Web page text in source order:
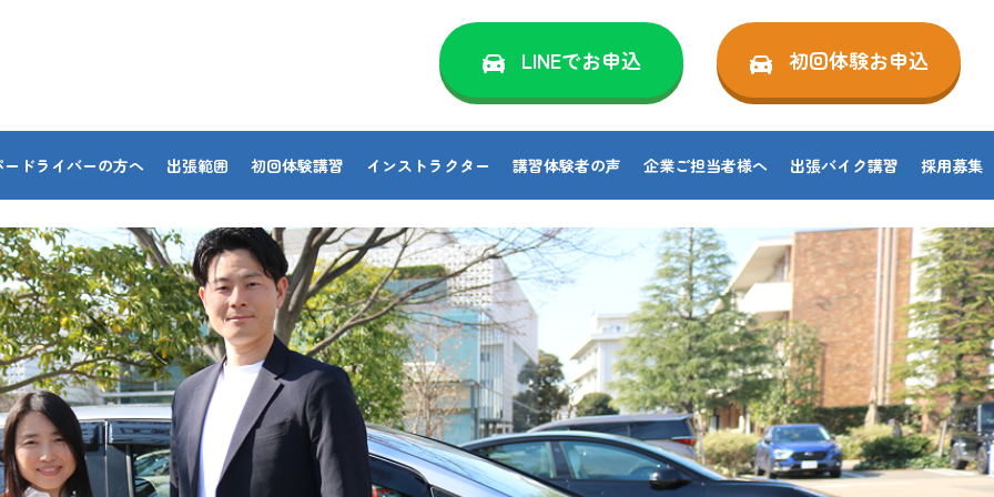
LINEでお申込 初回体験お申込
ドライバーの方へ 出張範囲 初回体験講習 インストラクター 講習体験者の声 企業ご担当者様へ 出張バイク講習 採用募集